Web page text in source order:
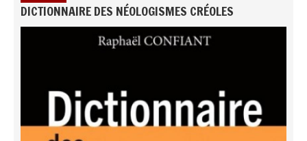
DICTIONNAIRE DES NÉOLOGISMES CRÉOLES